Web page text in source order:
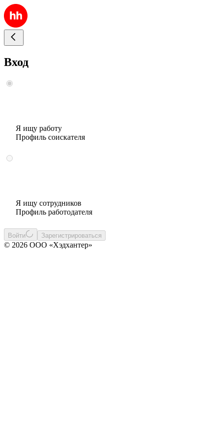
Вход
Я ищу работу
Профиль соискателя
Я ищу сотрудников
Профиль работодателя
Войти Зарегистрироваться
© 2026 ООО «Хэдхантер»